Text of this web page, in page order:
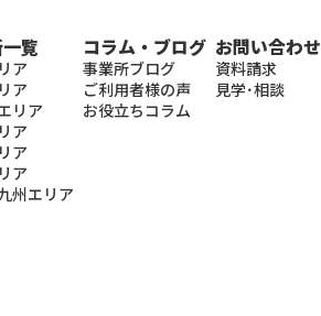
覧
ア
ア
リア
ア
ア
ア
州エリア
コラム・ブログ
事業所ブログ
ご利用者様の声
お役立ちコラム
お問い合わせ
資料請求
見学･相談